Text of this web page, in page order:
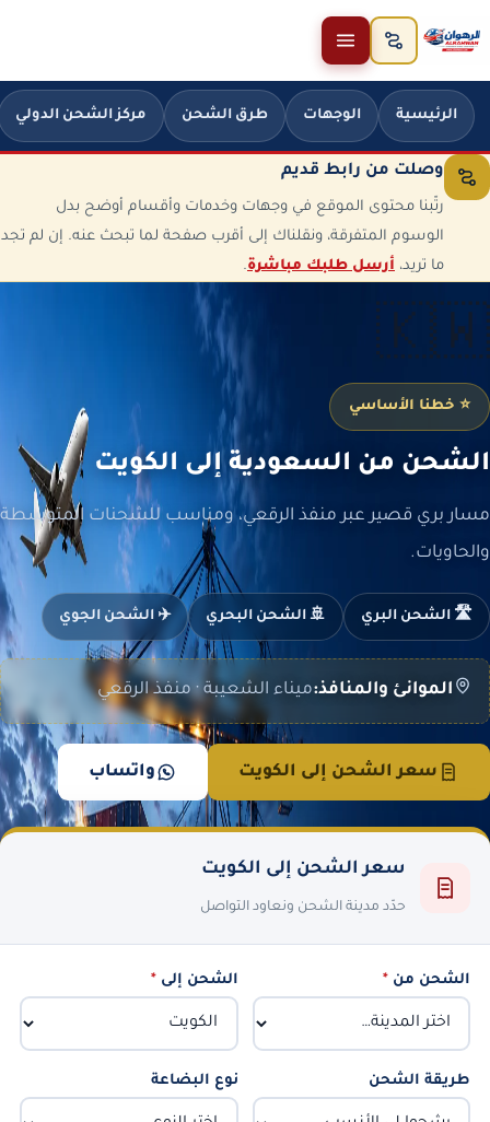
تخطَّ إلى المحتوى
الرئيسية الوجهات طرق الشحن مركز الشحن الدولي
وصلت من رابط قديم
رتّبنا محتوى الموقع في وجهات وخدمات وأقسام أوضح بدل
الوسوم المتفرقة، ونقلناك إلى أقرب صفحة لما تبحث عنه. إن لم تجد
ما تريد، أرسل طلبك مباشرة.
🇰🇼
⭐ خطنا الأساسي
الشحن من السعودية إلى الكويت
مسار بري قصير عبر منفذ الرقعي، ومناسب للشحنات المتوسطة
والحاويات.
🛣️ الشحن البري 🚢 الشحن البحري ✈️ الشحن الجوي
الموانئ والمنافذ:ميناء الشعيبة · منفذ الرقعي
سعر الشحن إلى الكويت واتساب
سعر الشحن إلى الكويت
حدّد مدينة الشحن ونعاود التواصل
الشحن من * الشحن إلى*
طريقة الشحن نوع البضاعة